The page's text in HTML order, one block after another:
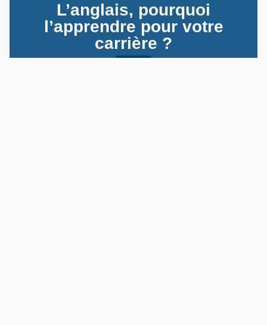
L’anglais, pourquoi
l’apprendre pour votre
carrière ?